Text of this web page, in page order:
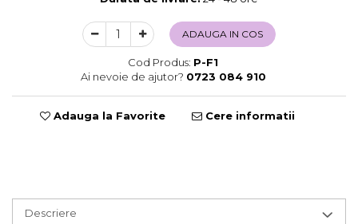
Crengute Decorative
Decoratiuni Luminoase
Coronite & Ghirlande
Aromaterapie Craciun
ADAUGA IN COS
Cod Produs: P-F1
Ai nevoie de ajutor? 0723 084 910
Adauga la Favorite Cere informatii
Descriere